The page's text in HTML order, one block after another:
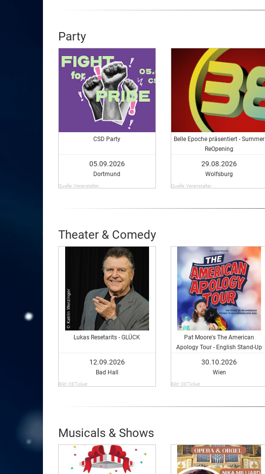
Party
CSD Party
05.09.2026
Dortmund
Quelle: Veranstalter
Belle Epoche präsentiert - Summer
ReOpening
29.08.2026
Wolfsburg
Quelle: Veranstalter
Theater & Comedy
Lukas Resetarits - GLÜCK
12.09.2026
Bad Hall
Bild: OETicket
Pat Moore's The American
Apology Tour - English Stand-Up
30.10.2026
Wien
Bild: OETicket
Musicals & Shows